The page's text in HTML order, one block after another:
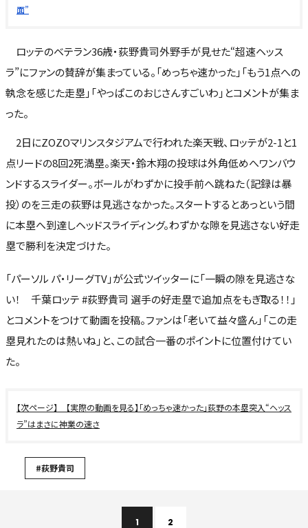
面”
ロッテのベテラン36歳・荻野貴司外野手が見せた“超速ヘッス
ラ”にファンの賛辞が集まっている。「めっちゃ速かった」「もう1点への
執念を感じた走塁」「やっぱこのおじさんすごいわ」とコメントが集ま
った。
2日にZOZOマリンスタジアムで行われた楽天戦、ロッテが2-1と1
点リードの8回2死満塁。楽天・鈴木翔の投球は外角低めへワンバウ
ンドするスライダー。ボールがわずかに投手前へ跳ねた（記録は暴
投）のを三走の荻野は見逃さなかった。スタートするとあっという間
に本塁へ到達しヘッドスライディング。わずかな隙を見逃さない好走
塁で勝利を決定づけた。
「パーソル パ・リーグTV」が公式ツイッターに「一瞬の隙を見逃さな
い！ 千葉ロッテ #荻野貴司 選手の好走塁で追加点をもぎ取る！！」
とコメントをつけて動画を投稿。ファンは「老いて益々盛ん」「この走
塁見れたのは熱いね」と、この試合一番のポイントに位置付けてい
た。
【実際の動画を見る】「めっちゃ速かった」荻野の本塁突入“ヘッス
ラ”はまさに神業の速さ
#荻野貴司
1 2